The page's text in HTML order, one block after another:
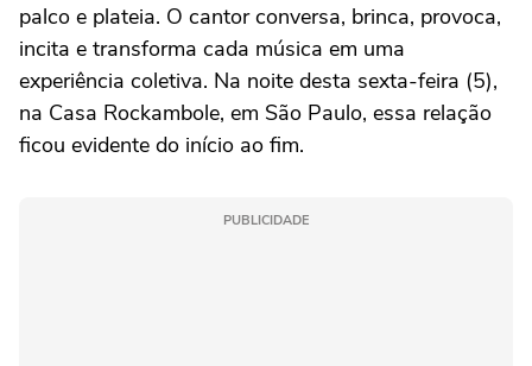
palco e plateia. O cantor conversa, brinca, provoca,
incita e transforma cada música em uma
experiência coletiva. Na noite desta sexta-feira (5),
na Casa Rockambole, em São Paulo, essa relação
ficou evidente do início ao fim.
PUBLICIDADE